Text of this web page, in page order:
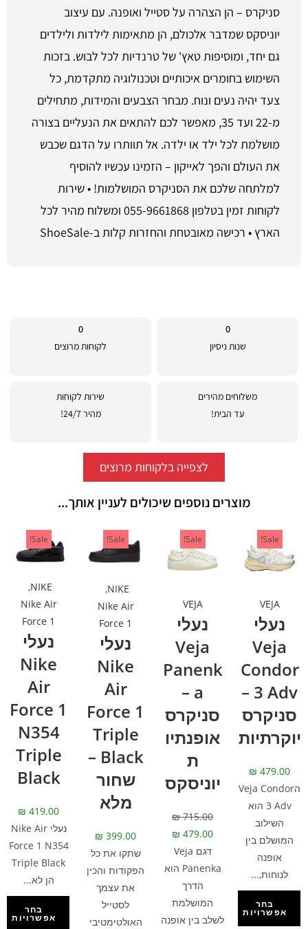
סניקרס – הן הצהרה על סטייל ואופנה. עם עיצוב
יוניסקס שמדבר אלכולם, הן מתאימות לילדות ולילדים
גם יחד, ומוסיפות טאץ' של טרנדיות לכל לבוש. בזכות
השימוש בחומרים איכותיים וטכנולוגיה מתקדמת, כל
צעד יהיה נעים ונוח. מבחר הצבעים והמידות, מתחילים
מ-22 ועד 35, מאפשר לכם להתאים את הנעליים בצורה
מושלמת לכל ילד או ילדה. אל תוותרו על הדגם שכבש
את העולם והפך לאייקון – הזמינו עכשיו להוסיף
למלתחה שלכם את הסניקרס המושלמות! • שירות
לקוחות זמין בטלפון 055-9661868 ומשלוח מהיר לכל
הארץ • רכישה מאובטחת והחזרות קלות ב-ShoeSale
0
שנות ניסיון
0
לקוחות מרוצים
משלוחים מהירים
עד הבית!
שירות לקוחות
מהיר 24/7!
לצפייה בלקוחות מרוצים
מוצרים נוספים שיכולים לעניין אותך...
Sale!
VEJA
נעלי
Veja
Condor
3 Adv –
סניקרס
יוקרתיות
₪ 479.00
הVeja Condor
3 Adv הוא
השילוב
המושלם בין
אופנה
לנוחות,...
בחר
אפשרויות
Sale!
VEJA
נעלי
Veja
Panenk
a –
סניקרס
אופנתיו
ת
יוניסקס
₪715.00
₪ 479.00
דגם Veja
Panenka הוא
הדרך
המושלמת
לשלב בין אופנה
Sale!
NIKE
,
Nike Air
Force 1
נעלי
Nike
Air
Force 1
Triple
Black –
שחור
מלא
₪ 399.00
שתקו את כל
הפקודות והכין
את עצמך
לסטייל
האולטימטיבי
Sale!
NIKE
,
Nike Air
Force 1
נעלי
Nike
Air
Force 1
N354
Triple
Black
₪ 419.00
נעלי Nike Air
Force 1 N354
Triple Black
הן לא...
בחר
אפשרויות